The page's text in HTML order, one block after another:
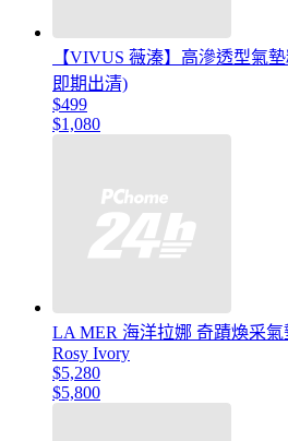
【VIVUS 薇溱】高滲透型氣
即期出清)
$499
$1,080
LA MER 海洋拉娜 奇蹟煥采氣
Rosy Ivory
$5,280
$5,800